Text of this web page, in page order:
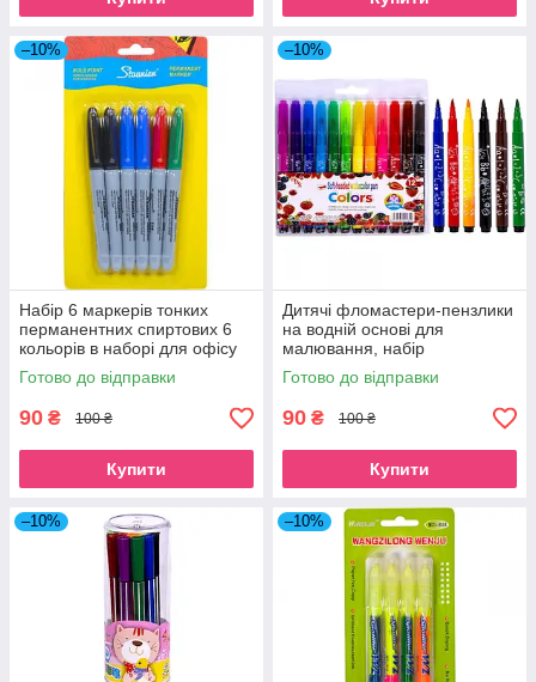
–10%
Набір 6 маркерів тонких
перманентних спиртових 6
кольорів в наборі для офісу
та малювання
Готово до відправки
90 ₴ 100 ₴
Купити
–10%
Дитячі фломастери-пензлики
на водній основі для
малювання, набір
кольорових фломастерів 12
кольорів для школи Colors
Готово до відправки
90 ₴ 100 ₴
Купити
–10% –10%